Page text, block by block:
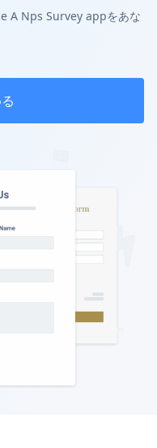
A Nps Survey appをあな